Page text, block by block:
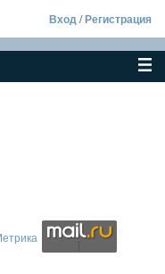
Вход/Регистрация